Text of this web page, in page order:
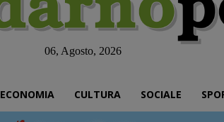
06, Agosto, 2026
ECONOMIA CULTURA SOCIALE